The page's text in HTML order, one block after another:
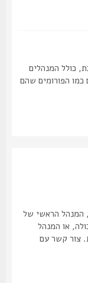
המנהלים
שהם
הראשי של
המנהל
קשר עם